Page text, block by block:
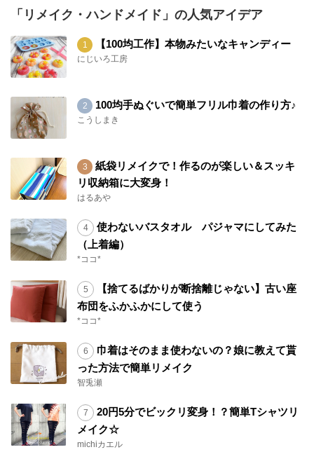
「リメイク・ハンドメイド」の人気アイデア
【100均工作】本物みたいなキャンディー
にじいろ工房
100均手ぬぐいで簡単フリル巾着の作り方♪
こうしまき
紙袋リメイクで！作るのが楽しい＆スッキ
リ収納箱に大変身！
はるあや
使わないバスタオル パジャマにしてみた
（上着編）
*ココ*
【捨てるばかりが断捨離じゃない】古い座
布団をふかふかにして使う
*ココ*
巾着はそのまま使わないの？娘に教えて貰
った方法で簡単リメイク
智兎瀬
20円5分でビックリ変身！？簡単Tシャツリ
メイク☆
michiカエル